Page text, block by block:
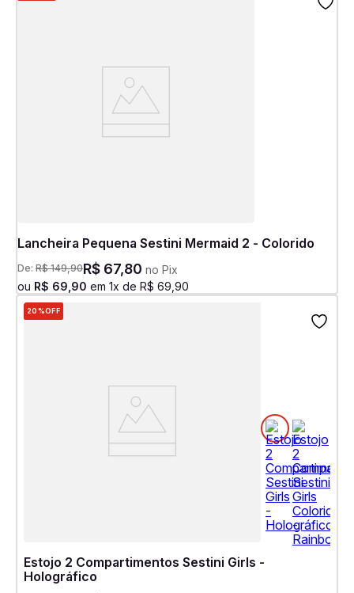
Lancheira Pequena Sestini Mermaid 2 - Colorido
De: R$ 149,90R$ 67,80 no Pix
ou R$ 69 90 em 1x de R$ 69 90
20%OFF
Estojo 2 Compartimentos Sestini Girls -
Holográfico